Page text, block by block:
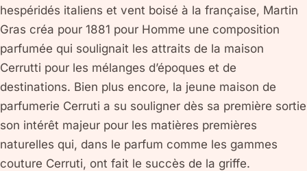
hespéridés italiens et vent boisé à la française, Martin
Gras créa pour 1881 pour Homme une composition
parfumée qui soulignait les attraits de la maison
Cerrutti pour les mélanges d’époques et de
destinations. Bien plus encore, la jeune maison de
parfumerie Cerruti a su souligner dès sa première sortie
son intérêt majeur pour les matières premières
naturelles qui, dans le parfum comme les gammes
couture Cerruti, ont fait le succès de la griffe.